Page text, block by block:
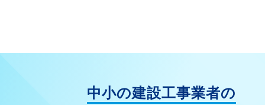
中小の建設工事業者の